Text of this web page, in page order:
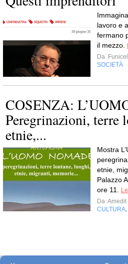
lavoro e
fermano
il mezzo.
Da
SOCIETÀ
COSENZA:
Peregrinazioni, terre
etnie,...
Mostra
etnie,
Palazzo
ore 11.
Da Amedit
CULTURA